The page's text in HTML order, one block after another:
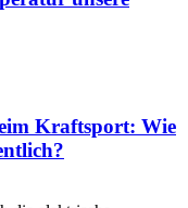
Kraftsport: Wie